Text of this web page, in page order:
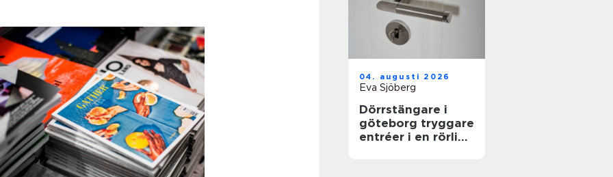
04. augusti 2026
Eva Sjöberg
Dörrstängare i
göteborg tryggare
entréer i en rörlig